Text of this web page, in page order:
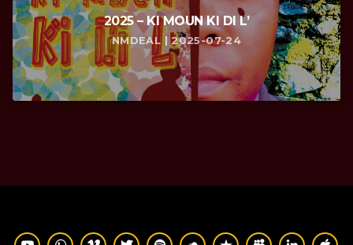
2025 – KI MOUN KI DI L’
NMDEAL | 2025-07-24